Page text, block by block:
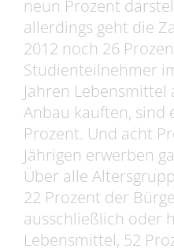
neun Prozent
allerdings geht die
2012 noch 26
Studienteilnehmer
Jahren Lebensmittel
Anbau kauften, sind
Prozent. Und acht
Jährigen erwerben
Über alle
22 Prozent der
ausschließlich oder
Lebensmittel, 52